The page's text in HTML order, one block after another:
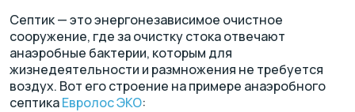
Септик — это энергонезависимое очистное
сооружение, где за очистку стока отвечают
анаэробные бактерии, которым для
жизнедеятельности и размножения не требуется
воздух. Вот его строение на примере анаэробного
септикаЕвролос ЭКО: